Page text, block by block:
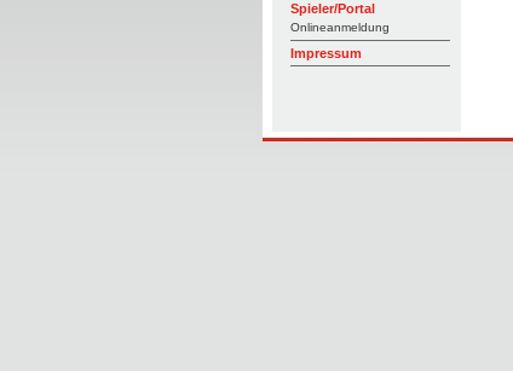
Spieler/Portal
Onlineanmeldung
Impressum